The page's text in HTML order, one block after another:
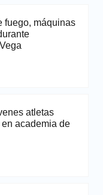
fuego, máquinas
atletas
academia de